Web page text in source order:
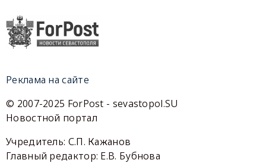
Реклама на сайте
© 2007-2025 ForPost - sevastopol.SU
Новостной портал
Учредитель: С.П. Кажанов
Главный редактор: Е.В. Бубнова